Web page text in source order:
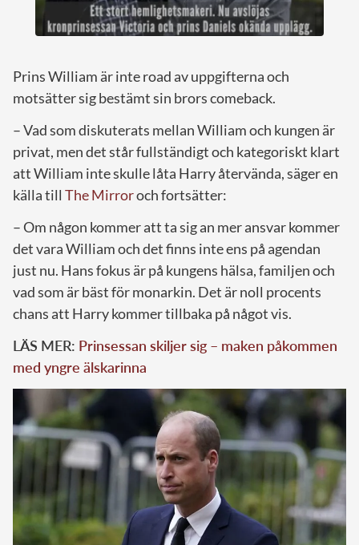
Prins William är inte road av uppgifterna och
motsätter sig bestämt sin brors comeback.
– Vad som diskuterats mellan William och kungen är
privat, men det står fullständigt och kategoriskt klart
att William inte skulle låta Harry återvända, säger en
källa till The Mirroroch fortsätter:
– Om någon kommer att ta sig an mer ansvar kommer
det vara William och det finns inte ens på agendan
just nu. Hans fokus är på kungens hälsa, familjen och
vad som är bäst för monarkin. Det är noll procents
chans att Harry kommer tillbaka på något vis.
LÄS MER: Prinsessan skiljer sig – maken påkommen
med yngre älskarinna